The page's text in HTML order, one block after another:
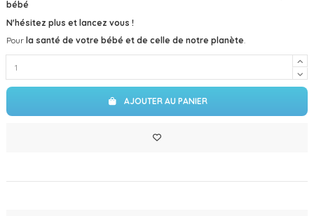
bébé
N'hésitez plus et lancez vous !
Pour la santé de votre bébé et de celle de notre planète.
AJOUTER AU PANIER